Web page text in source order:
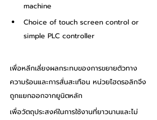
machine
Choice of touch screen control or
simple PLC controller
เพื่อหลีกเลี่ยงผลกระทบของการขยายตัวทาง
ความร้อนและการสั่นสะเทือน หน่วยไฮดรอลิกจึง
ถูกแยกออกจากยูนิตหลัก
เพื่อวัตถุประสงค์ในการใช้งานที่ยาวนานและไม่